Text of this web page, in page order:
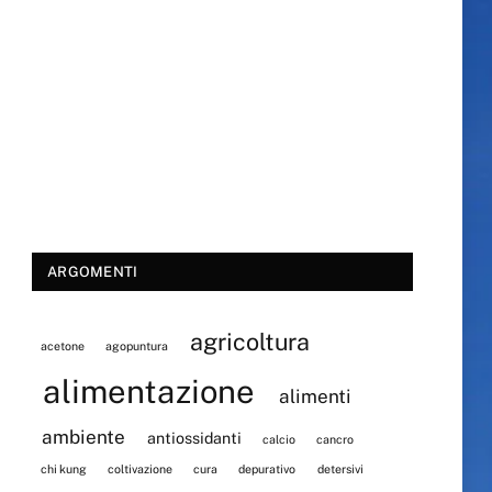
ARGOMENTI
acetone agopuntura agricoltura
alimentazione
alimenti
ambiente
antiossidanti calcio cancro
chi kung coltivazione cura depurativo detersivi